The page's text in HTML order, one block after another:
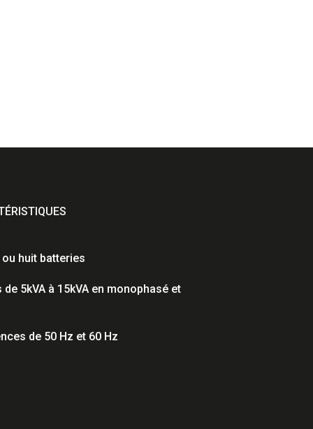
ou huit batteries
de 5kVA à 15kVA en monophasé et
de 50 Hz et 60 Hz